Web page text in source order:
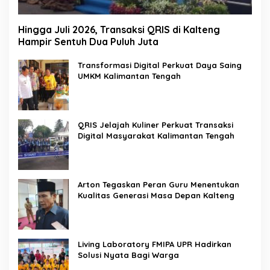
Hingga Juli 2026, Transaksi QRIS di Kalteng
Hampir Sentuh Dua Puluh Juta
Transformasi Digital Perkuat Daya Saing
UMKM Kalimantan Tengah
QRIS Jelajah Kuliner Perkuat Transaksi
Digital Masyarakat Kalimantan Tengah
Arton Tegaskan Peran Guru Menentukan
Kualitas Generasi Masa Depan Kalteng
Living Laboratory FMIPA UPR Hadirkan
Solusi Nyata Bagi Warga